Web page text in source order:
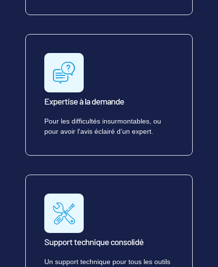
Expertise à la demande
Pour les difficultés insurmontables, ou
pour avoir l'avis éclairé d’un expert.
Support technique consolidé
Un support technique pour tous les outils